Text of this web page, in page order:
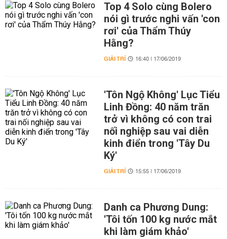
Top 4 Solo cùng Bolero
nói gì trước nghi vấn 'con
rơi' của Thẩm Thúy
Hằng?
GIẢI TRÍ 16:40 | 17/06/2019
'Tôn Ngộ Không' Lục Tiểu
Linh Đồng: 40 năm trăn
trở vì không có con trai
nối nghiệp sau vai diễn
kinh điển trong 'Tây Du
Ký'
GIẢI TRÍ 15:55 | 17/06/2019
Danh ca Phương Dung:
'Tôi tốn 100 kg nước mắt
khi làm giám khảo'